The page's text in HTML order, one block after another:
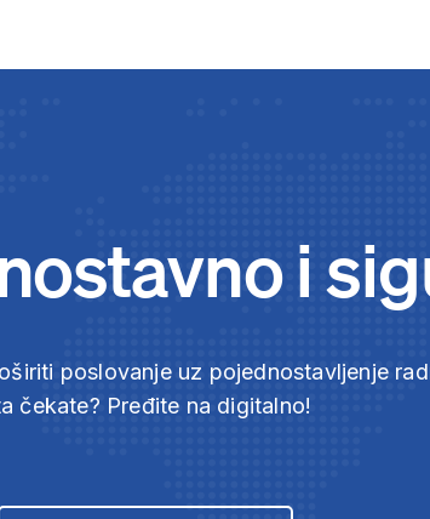
i
poslovanje uz pojednostavljenje
čekate? Pređite na digitalno!